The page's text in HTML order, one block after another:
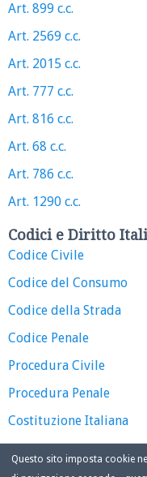
Art. 899 c.c.
Art. 2569 c.c.
Art. 2015 c.c.
Art. 777 c.c.
Art. 816 c.c.
Art. 68 c.c.
Art. 786 c.c.
Art. 1290 c.c.
Codici e Diritto
Codice Civile
Codice del Consumo
Codice della Strada
Codice Penale
Procedura Civile
Procedura Penale
Costituzione Italiana
Questo sito imposta cookie